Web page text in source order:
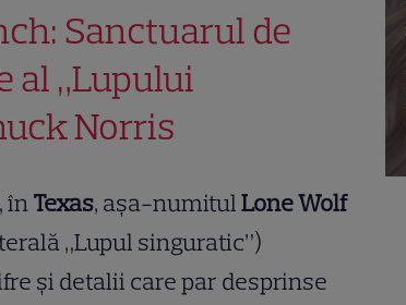
Sanctuarul de
al „Lupului
Norris
, înTexas, așa-numitulLone Wolf
„Lupul singuratic”)
și detalii care par desprinse